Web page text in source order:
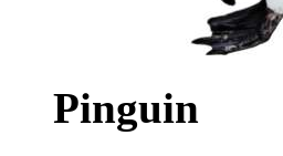
Pinguin